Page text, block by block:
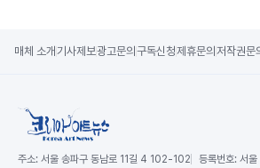
매체 소개 기사제보광고문의 구독신청제휴문의 저작권문
주소: 서울 송파구 동남로 11길 4 102-102 등록번호: 서